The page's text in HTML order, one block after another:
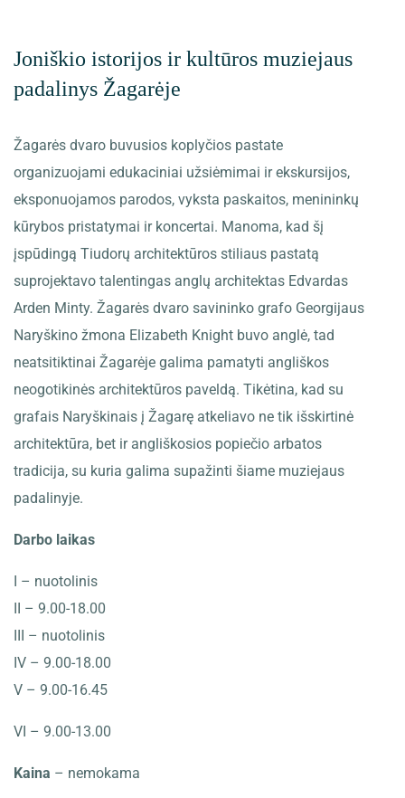
Joniškio istorijos ir kultūros muziejaus
padalinys Žagarėje
Žagarės dvaro buvusios koplyčios pastate
organizuojami edukaciniai užsiėmimai ir ekskursijos,
eksponuojamos parodos, vyksta paskaitos, menininkų
kūrybos pristatymai ir koncertai. Manoma, kad šį
įspūdingą Tiudorų architektūros stiliaus pastatą
suprojektavo talentingas anglų architektas Edvardas
Arden Minty. Žagarės dvaro savininko grafo Georgijaus
Naryškino žmona Elizabeth Knight buvo anglė, tad
neatsitiktinai Žagarėje galima pamatyti angliškos
neogotikinės architektūros paveldą. Tikėtina, kad su
grafais Naryškinais į Žagarę atkeliavo ne tik išskirtinė
architektūra, bet ir angliškosios popiečio arbatos
tradicija, su kuria galima supažinti šiame muziejaus
padalinyje.
Darbo laikas
I – nuotolinis
II – 9.00-18.00
III – nuotolinis
IV – 9.00-18.00
V – 9.00-16.45
VI – 9.00-13.00
Kaina – nemokama